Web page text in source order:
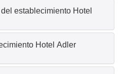
establecimiento Hotel
Hotel Adler